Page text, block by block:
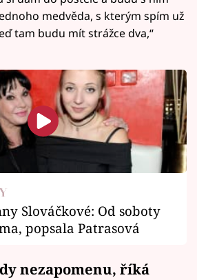
medvěda, s kterým spím už
tam budu mít strážce dva,“
Slováčkové: Od soboty
popsala Patrasová
nezapomenu, říká